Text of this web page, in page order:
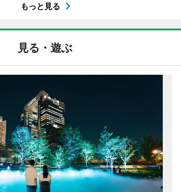
もっと見る
見る・遊ぶ